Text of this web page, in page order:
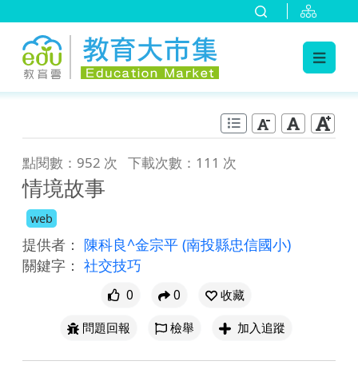
點閱數：952 次 下載次數：111 次
情境故事
web
提供者： 陳科良^金宗平 (南投縣忠信國小)
關鍵字： 社交技巧
0 0
收藏
問題回報
檢舉 加入追蹤